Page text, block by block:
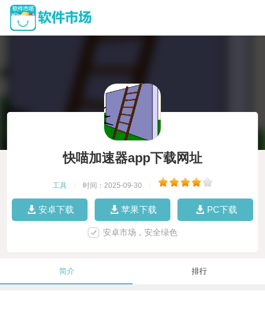
快喵加速器app下载网址
工具 时间：2025-09-30
安卓下载 苹果下载 PC下载
安卓市场，安全绿色
简介 排行